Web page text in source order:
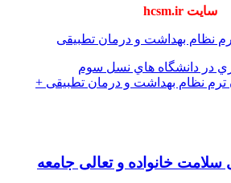
سایت hcsm.ir
نظام بهداشت و درمان تطبیقی
در دانشگاه هاي نسل سوم
ترم نظام بهداشت و درمان تطبیقی +
خانواده و تعالی جامعه